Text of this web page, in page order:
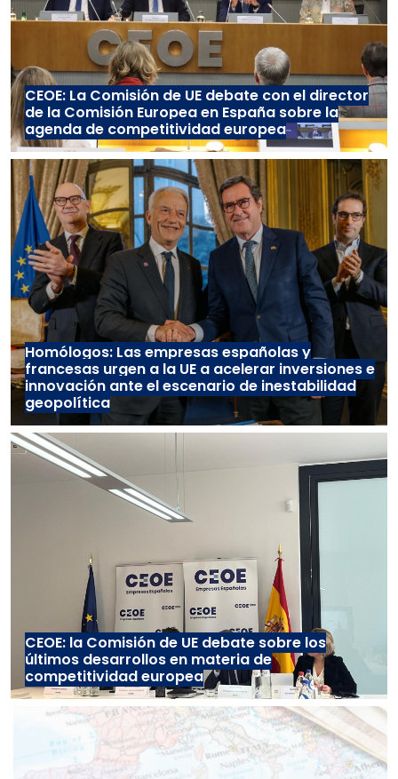
CEOE: La Comisión de UE debate con el director
de la Comisión Europea en España sobre la
agenda de competitividad europea
Homólogos: Las empresas españolas y
francesas urgen a la UE a acelerar inversiones e
innovación ante el escenario de inestabilidad
geopolítica
CEOE: la Comisión de UE debate sobre los
últimos desarrollos en materia de
competitividad europea